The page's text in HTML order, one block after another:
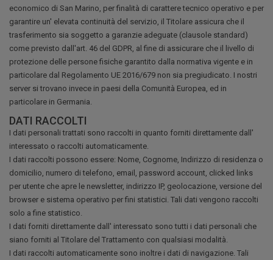
economico di San Marino, per finalità di carattere tecnico operativo e per
garantire un' elevata continuità del servizio, il Titolare assicura che il
trasferimento sia soggetto a garanzie adeguate (clausole standard)
come previsto dall'art. 46 del GDPR, al fine di assicurare che il livello di
protezione delle persone fisiche garantito dalla normativa vigente e in
particolare dal Regolamento UE 2016/679 non sia pregiudicato. I nostri
server si trovano invece in paesi della Comunità Europea, ed in
particolare in Germania.
DATI RACCOLTI
I dati personali trattati sono raccolti in quanto forniti direttamente dall'
interessato o raccolti automaticamente.
I dati raccolti possono essere: Nome, Cognome, Indirizzo di residenza o
domicilio, numero di telefono, email, password account, clicked links
per utente che apre le newsletter, indirizzo IP, geolocazione, versione del
browser e sistema operativo per fini statistici. Tali dati vengono raccolti
solo a fine statistico.
I dati forniti direttamente dall' interessato sono tutti i dati personali che
siano forniti al Titolare del Trattamento con qualsiasi modalità.
I dati raccolti automaticamente sono inoltre i dati di navigazione. Tali